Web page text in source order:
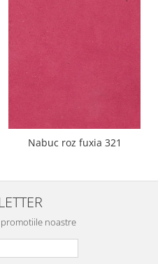
Nabuc roz fuxia 321
noastre